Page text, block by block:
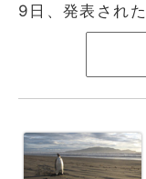
9日、発表された